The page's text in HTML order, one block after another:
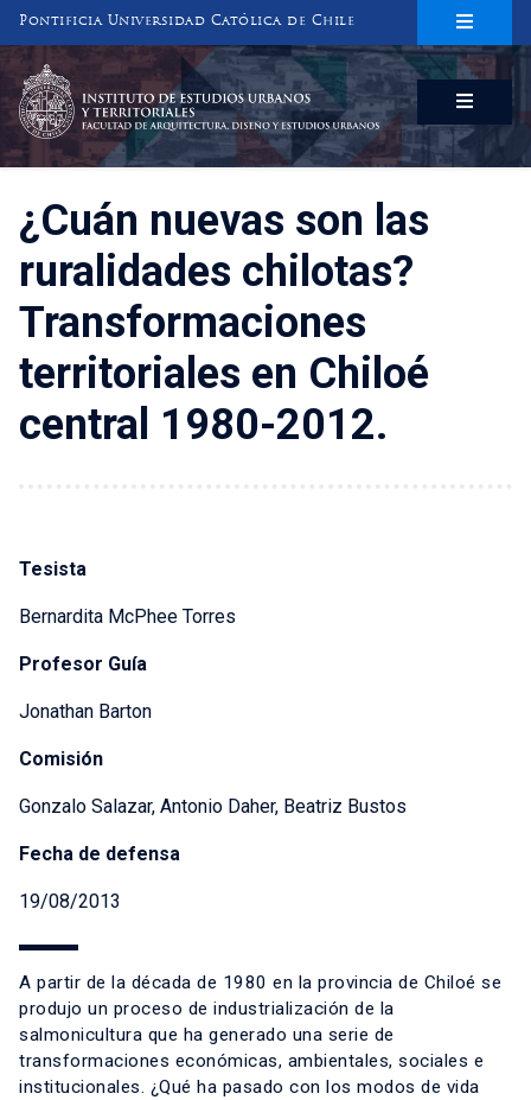
Pontificia Universidad Católica de Chile
INSTITUTO DE ESTUDIOS URBANOS
Y TERRITORIALES
FACULTAD DE ARQUITECTURA, DISEÑO Y ESTUDIOS URBANOS
¿Cuán nuevas son las
ruralidades chilotas?
Transformaciones
territoriales en Chiloé
central 1980-2012.
Tesista
Bernardita McPhee Torres
Profesor Guía
Jonathan Barton
Comisión
Gonzalo Salazar, Antonio Daher, Beatriz Bustos
Fecha de defensa
19/08/2013
A partir de la década de 1980 en la provincia de Chiloé se
produjo un proceso de industrialización de la
salmonicultura que ha generado una serie de
transformaciones económicas, ambientales, sociales e
institucionales. ¿Qué ha pasado con los modos de vida